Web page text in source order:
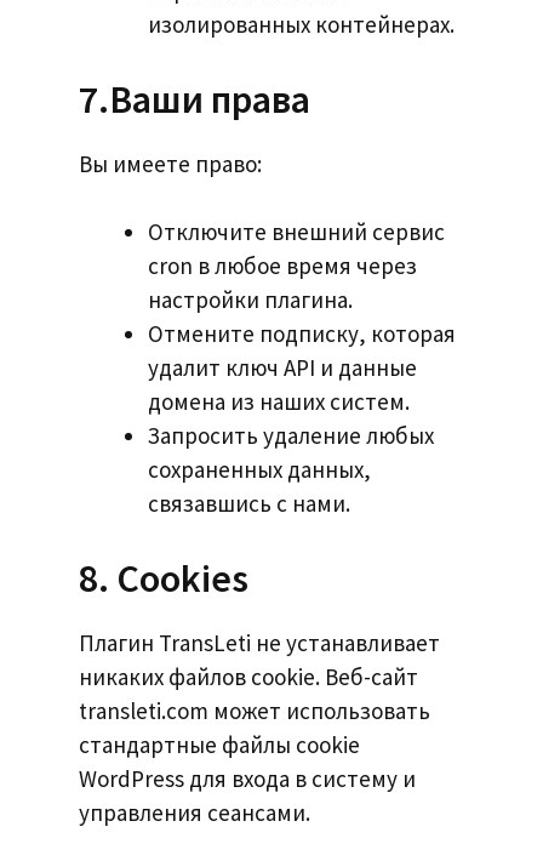
изолированных контейнерах.
7.Ваши права
Вы имеете право:
Отключите внешний сервис
cron в любое время через
настройки плагина.
Отмените подписку, которая
удалит ключ API и данные
домена из наших систем.
Запросить удаление любых
сохраненных данных,
связавшись с нами.
8. Cookies
Плагин TransLeti не устанавливает
никаких файлов cookie. Веб-сайт
transleti.com может использовать
стандартные файлы cookie
WordPress для входа в систему и
управления сеансами.